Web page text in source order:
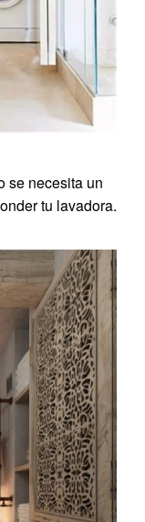
se necesita un
tu lavadora.